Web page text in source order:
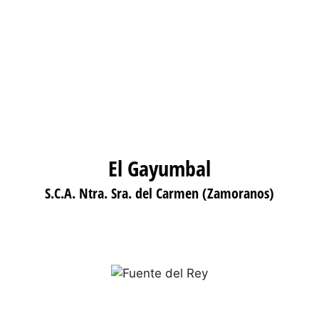
El Gayumbal
S.C.A. Ntra. Sra. del Carmen (Zamoranos)